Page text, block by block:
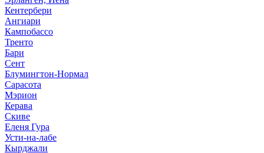
Кентербери
Ангиари
Кампобассо
Тренто
Бари
Сент
Блумингтон-Нормал
Сарасота
Мэрион
Керава
Скиве
Еленя Гура
Усти-на-лабе
Кырджали